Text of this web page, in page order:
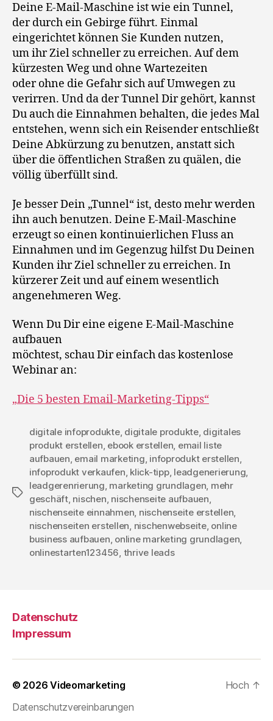
Deine E-Mail-Maschine ist wie ein Tunnel,
der durch ein Gebirge führt. Einmal
eingerichtet können Sie Kunden nutzen,
um ihr Ziel schneller zu erreichen. Auf dem
kürzesten Weg und ohne Wartezeiten
oder ohne die Gefahr sich auf Umwegen zu
verirren. Und da der Tunnel Dir gehört, kannst
Du auch die Einnahmen behalten, die jedes Mal
entstehen, wenn sich ein Reisender entschließt
Deine Abkürzung zu benutzen, anstatt sich
über die öffentlichen Straßen zu quälen, die
völlig überfüllt sind.
Je besser Dein „Tunnel“ ist, desto mehr werden
ihn auch benutzen. Deine E-Mail-Maschine
erzeugt so einen kontinuierlichen Fluss an
Einnahmen und im Gegenzug hilfst Du Deinen
Kunden ihr Ziel schneller zu erreichen. In
kürzerer Zeit und auf einem wesentlich
angenehmeren Weg.
Wenn Du Dir eine eigene E-Mail-Maschine
aufbauen
möchtest, schau Dir einfach das kostenlose
Webinar an:
„Die 5 besten Email-Marketing-Tipps“
Schlagwörter
digitale infoprodukte, digitale produkte, digitales
produkt erstellen, ebook erstellen, email liste
aufbauen, email marketing, infoprodukt erstellen,
infoprodukt verkaufen, klick-tipp, leadgenerierung,
leadgerenrierung, marketing grundlagen, mehr
geschäft, nischen, nischenseite aufbauen,
nischenseite einnahmen, nischenseite erstellen,
nischenseiten erstellen, nischenwebseite, online
business aufbauen, online marketing grundlagen,
onlinestarten123456, thrive leads
Datenschutz
Impressum
© 2026Videomarketing
Datenschutzvereinbarungen
Hoch ↑